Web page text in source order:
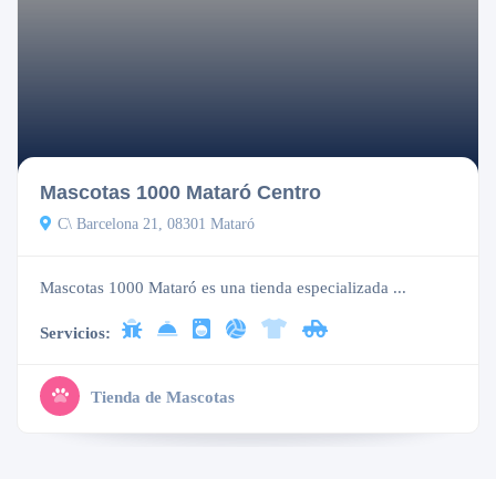
Mascotas 1000 Mataró Centro
C\ Barcelona 21, 08301 Mataró
Mascotas 1000 Mataró es una tienda especializada ...
Servicios:
Tienda de Mascotas